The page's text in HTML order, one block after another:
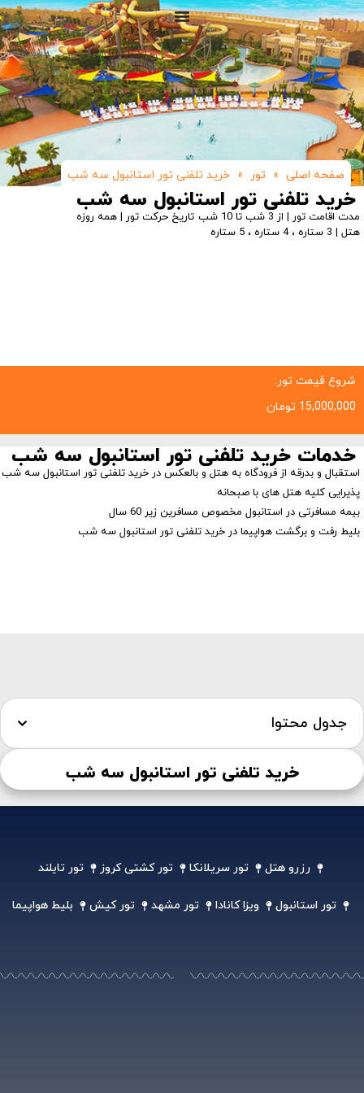
صفحه اصلی » تور » خرید تلفنی تور استانبول سه شب
خرید تلفنی تور استانبول سه شب
مدت اقامت تور | از 3 شب تا 10 شب
تاریخ حرکت تور | همه روزه
هتل | 3 ستاره ، 4 ستاره ، 5 ستاره
شروع قیمت تور:
15,000,000 تومان
خدمات خرید تلفنی تور استانبول سه شب
استقبال و بدرقه از فرودگاه به هتل و بالعکس در خرید تلفنی تور استانبول سه شب
پذیرایی کلیه هتل های با صبحانه
بیمه مسافرتی در استانبول مخصوص مسافرین زیر 60 سال
بلیط رفت و برگشت هواپیما در خرید تلفنی تور استانبول سه شب
جدول محتوا
خرید تلفنی تور استانبول سه شب
رزرو هتل تور سریلانکا تور کشتی کروز تور تایلند
تور استانبول ویزا کانادا تور مشهد تور کیش بلیط هواپیما